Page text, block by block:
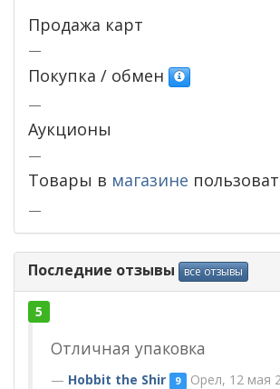
Продажа карт
—
Покупка / обмен
—
Аукционы
—
Товары в магазине
—
Последние отзывы все отзывы
5
Отличная упаковка
Hobbit the Shir 9 Орел, 12 мая